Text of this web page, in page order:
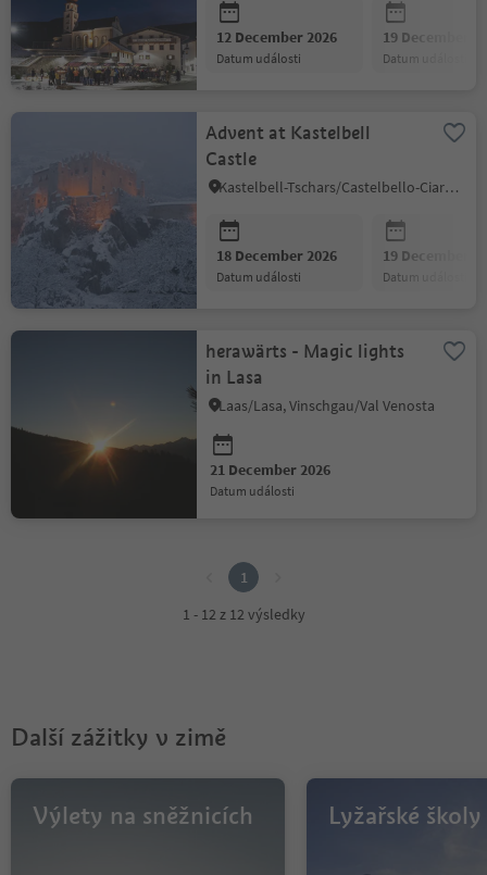
12 December 2026
datum události
19 December
datum události
Advent at Kastelbell
Castle
Kastelbell-Tschars/Castelbello-Ciardes, Vinschgau/Val Venosta
18 December 2026
datum události
19 December
datum události
herawärts - Magic lights
in Lasa
Laas/Lasa, Vinschgau/Val Venosta
21 December 2026
datum události
1
1 - 12 z 12 výsledky
Další zážitky v zimě
Výlety na sněžnicích Lyžařské školy